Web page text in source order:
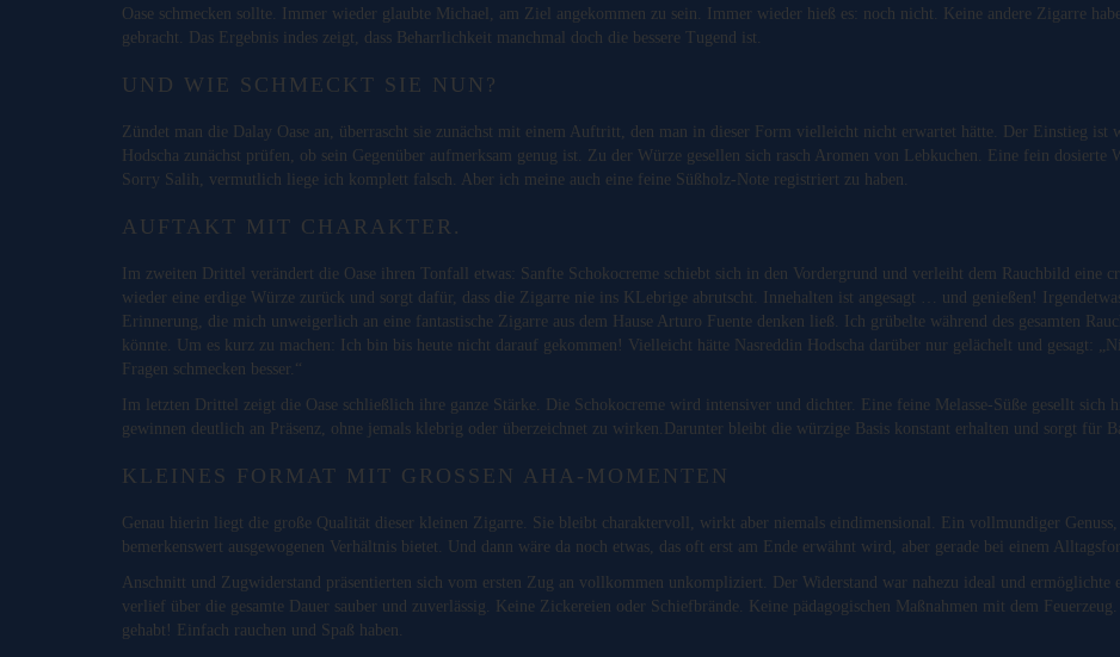
Oase schmecken sollte. Immer wieder glaubte Michael, am Ziel angekommen zu sein. Immer wieder hieß es: noch nicht. Keine andere Zigarre
gebracht. Das Ergebnis indes zeigt, dass Beharrlichkeit manchmal doch die bessere Tugend ist.
UND WIE SCHMECKT SIE NUN?
Zündet man die Dalay Oase an, überrascht sie zunächst mit einem Auftritt, den man in dieser Form vielleicht nicht erwartet hätte. Der Einstieg
Hodscha zunächst prüfen, ob sein Gegenüber aufmerksam genug ist. Zu der Würze gesellen sich rasch Aromen von Lebkuchen. Eine fein
Sorry Salih, vermutlich liege ich komplett falsch. Aber ich meine auch eine feine Süßholz-Note registriert zu haben.
AUFTAKT MIT CHARAKTER.
Im zweiten Drittel verändert die Oase ihren Tonfall etwas: Sanfte Schokocreme schiebt sich in den Vordergrund und verleiht dem Rauchbild eine
wieder eine erdige Würze zurück und sorgt dafür, dass die Zigarre nie ins KLebrige abrutscht. Innehalten ist angesagt … und genießen!
Erinnerung, die mich unweigerlich an eine fantastische Zigarre aus dem Hause Arturo Fuente denken ließ. Ich grübelte während des gesamten
könnte. Um es kurz zu machen: Ich bin bis heute nicht darauf gekommen! Vielleicht hätte Nasreddin Hodscha darüber nur gelächelt und gesagt:
Fragen schmecken besser.“
Im letzten Drittel zeigt die Oase schließlich ihre ganze Stärke. Die Schokocreme wird intensiver und dichter. Eine feine Melasse-Süße gesellt sich
gewinnen deutlich an Präsenz, ohne jemals klebrig oder überzeichnet zu wirken.Darunter bleibt die würzige Basis konstant erhalten und sorgt für
KLEINES FORMAT MIT GROSSEN AHA-MOMENTEN
Genau hierin liegt die große Qualität dieser kleinen Zigarre. Sie bleibt charaktervoll, wirkt aber niemals eindimensional. Ein vollmundiger
bemerkenswert ausgewogenen Verhältnis bietet. Und dann wäre da noch etwas, das oft erst am Ende erwähnt wird, aber gerade bei einem
Anschnitt und Zugwiderstand präsentierten sich vom ersten Zug an vollkommen unkompliziert. Der Widerstand war nahezu ideal und ermöglichte
verlief über die gesamte Dauer sauber und zuverlässig. Keine Zickereien oder Schiefbrände. Keine pädagogischen Maßnahmen mit dem
gehabt! Einfach rauchen und Spaß haben.